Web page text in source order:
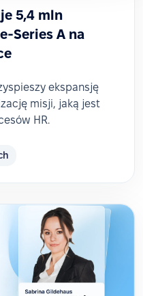
5,4 mln
Series A na
ekspansję
misji, jaką jest
HR.